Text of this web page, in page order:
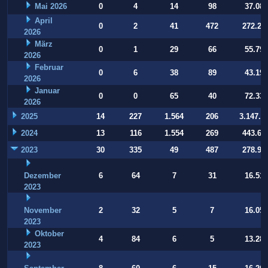
Mai 2026 0 4 14 98
37.084
April
2026
0 2 41 472
März
2026
0 1 29 66
55.794
Februar
2026
0 6 38 89
43.197
Januar
2026
0 0 65 40 72.332
2025 14 227 1.564 206
2024
13 116 1.554 269
2023
30 335 49 487
Dezember
2023
6 64 7 31 16.514
November
2023
2 32 5 7 16.054
Oktober
2023
4 84 6 5 13.283